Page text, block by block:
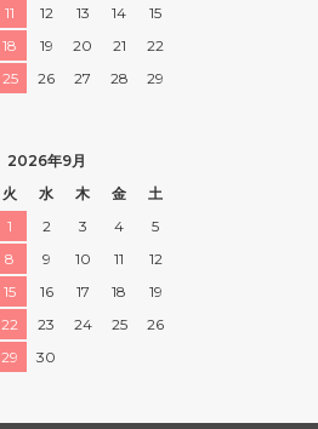
11 12 13 14
15
18 19 20 21
22
25 26 27 28
29
2026年9月
火 水 木 金
土
1
2 3 4
5
8 9 10 11
12
15 16 17 18
19
22 23 24 25
26
29 30